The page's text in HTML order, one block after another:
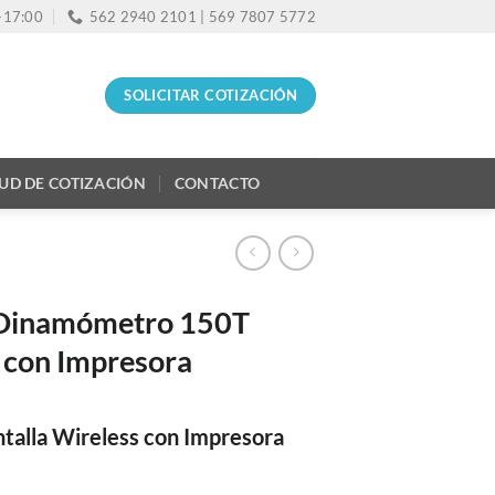
17:00 562 2940 2101 | 569 7807 5772
SOLICITAR COTIZACIÓN
DE COTIZACIÓN CONTACTO
150T
Impresora
Wireless con Impresora